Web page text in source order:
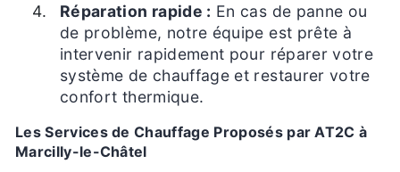
Réparation rapide : En cas de panne ou
de problème, notre équipe est prête à
intervenir rapidement pour réparer votre
système de chauffage et restaurer votre
confort thermique.
Les Services de Chauffage Proposés par AT2C à
Marcilly-le-Châtel